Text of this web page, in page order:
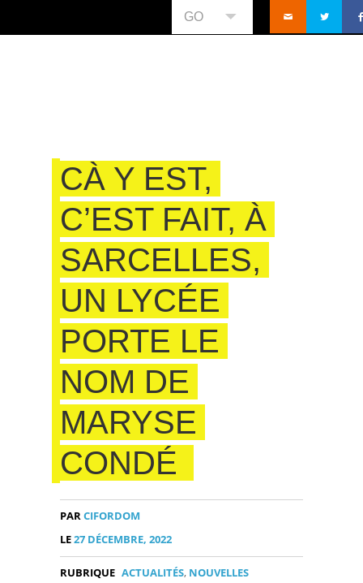
GO
CÀ Y EST,
C’EST FAIT, À
SARCELLES,
UN LYCÉE
PORTE LE
NOM DE
MARYSE
CONDÉ
PARCIFORDOM
LE27 DÉCEMBRE, 2022
RUBRIQUE ACTUALITÉS, NOUVELLES